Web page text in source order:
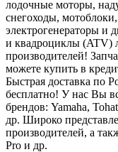
лодочные моторы,
снегоходы,
электрогенераторы и
и квадроциклы (ATV)
производителей!
можете купить в
Быстрая доставка по
бесплатно! У нас Вы
брендов: Yamaha,
др. Широко
производителей, а
Pro и др.